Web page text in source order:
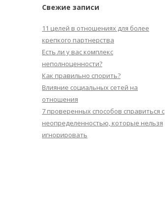
Свежие записи
11 целей в отношениях для более
крепкого партнерства
Есть ли у вас комплекс
неполноценности?
Как правильно спорить?
Влияние социальных сетей на
отношения
7 проверенных способов справиться с
неопределенностью, которые нельзя
игнорировать